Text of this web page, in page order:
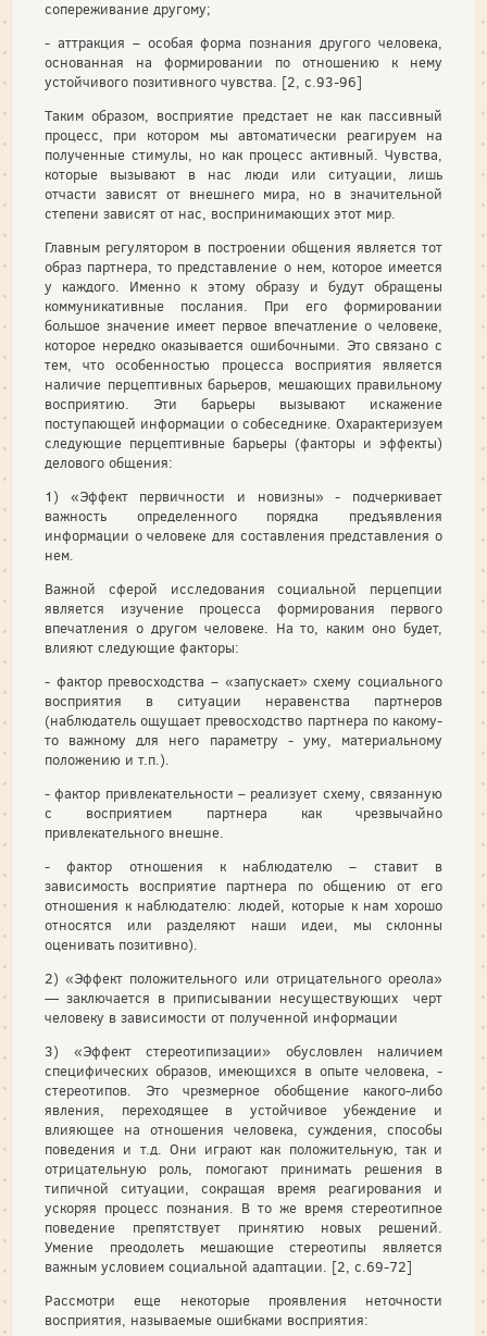
сопереживание другому;
- аттракция – особая форма познания другого человека,
основанная на формировании по отношению к нему
устойчивого позитивного чувства. [2, с.93-96]
Таким образом, восприятие предстает не как пассивный
процесс, при котором мы автоматически реагируем на
полученные стимулы, но как процесс активный. Чувства,
которые вызывают в нас люди или ситуации, лишь
отчасти зависят от внешнего мира, но в значительной
степени зависят от нас, воспринимающих этот мир.
Главным регулятором в построении общения является тот
образ партнера, то представление о нем, которое имеется
у каждого. Именно к этому образу и будут обращены
коммуникативные послания. При его формировании
большое значение имеет первое впечатление о человеке,
которое нередко оказывается ошибочными. Это связано с
тем, что особенностью процесса восприятия является
наличие перцептивных барьеров, мешающих правильному
восприятию. Эти барьеры вызывают искажение
поступающей информации о собеседнике. Охарактеризуем
следующие перцептивные барьеры (факторы и эффекты)
делового общения:
1) «Эффект первичности и новизны» - подчеркивает
важность определенного порядка предъявления
информации о человеке для составления представления о
нем.
Важной сферой исследования социальной перцепции
является изучение процесса формирования первого
впечатления о другом человеке. На то, каким оно будет,
влияют следующие факторы:
- фактор превосходства – «запускает» схему социального
восприятия в ситуации неравенства партнеров
(наблюдатель ощущает превосходство партнера по какому-
то важному для него параметру - уму, материальному
положению и т.п.).
- фактор привлекательности – реализует схему, связанную
с восприятием партнера как чрезвычайно
привлекательного внешне.
- фактор отношения к наблюдателю – ставит в
зависимость восприятие партнера по общению от его
отношения к наблюдателю: людей, которые к нам хорошо
относятся или разделяют наши идеи, мы склонны
оценивать позитивно).
2) «Эффект положительного или отрицательного ореола»
— заключается в приписывании несуществующих черт
человеку в зависимости от полученной информации
3) «Эффект стереотипизации» обусловлен наличием
специфических образов, имеющихся в опыте человека, -
стереотипов. Это чрезмерное обобщение какого-либо
явления, переходящее в устойчивое убеждение и
влияющее на отношения человека, суждения, способы
поведения и т.д. Они играют как положительную, так и
отрицательную роль, помогают принимать решения в
типичной ситуации, сокращая время реагирования и
ускоряя процесс познания. В то же время стереотипное
поведение препятствует принятию новых решений.
Умение преодолеть мешающие стереотипы является
важным условием социальной адаптации. [2, с.69-72]
Рассмотри еще некоторые проявления неточности
восприятия, называемые ошибками восприятия: